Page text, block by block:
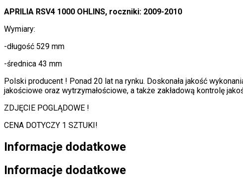
APRILIA RSV4 1000 OHLINS, roczniki: 2009-2010
Wymiary:
-długość 529 mm
-średnica 43 mm
Polski producent ! Ponad 20 lat na rynku. Doskonała jakość
jakościowe oraz wytrzymałościowe, a także zakładową kontrolę
ZDJĘCIE POGLĄDOWE !
CENA DOTYCZY 1 SZTUKI!
Informacje dodatkowe
Informacje dodatkowe